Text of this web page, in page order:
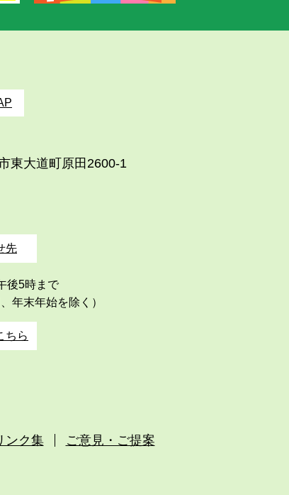
東大道町原田2600-1
先
後5時まで
年末年始を除く）
ちら
ンク集 ご意見・ご提案